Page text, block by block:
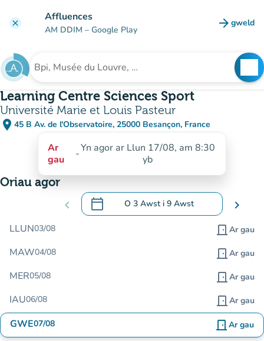
clear Affluences
AM DDIM – Google Play arrow_forward gweld
(tab
Chwilio am sefydliad
Learning Centre Sciences Sport
Université Marie et Louis Pasteur
place 45 B Av. de l'Observatoire, 25000 Besançon, France
(agor yn Google Maps)
(tab newydd)
Ar
gau
-Yn agor ar Llun 17/08, am 8:30
yb
Oriau agor
chevron_left calendar_today O 3 Awst i 9 Awst
.Agor y calendr i newid dyddiadau chevron_right
LLUN03/08 door_front Ar gau
MAW04/08 door_front Ar gau
MER05/08 door_front Ar gau
IAU06/08 door_front Ar gau
GWE07/08 door_front Ar gau